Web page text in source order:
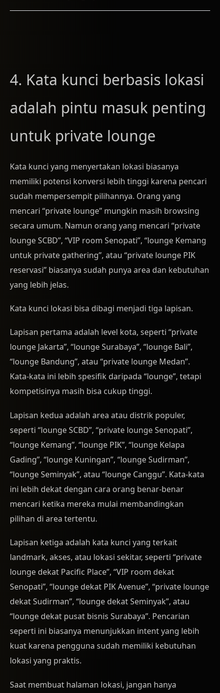
4. Kata kunci berbasis lokasi
adalah pintu masuk penting
untuk private lounge
Kata kunci yang menyertakan lokasi biasanya
memiliki potensi konversi lebih tinggi karena pencari
sudah mempersempit pilihannya. Orang yang
mencari “private lounge” mungkin masih browsing
secara umum. Namun orang yang mencari “private
lounge SCBD”, “VIP room Senopati”, “lounge Kemang
untuk private gathering”, atau “private lounge PIK
reservasi” biasanya sudah punya area dan kebutuhan
yang lebih jelas.
Kata kunci lokasi bisa dibagi menjadi tiga lapisan.
Lapisan pertama adalah level kota, seperti “private
lounge Jakarta”, “lounge Surabaya”, “lounge Bali”,
“lounge Bandung”, atau “private lounge Medan”.
Kata-kata ini lebih spesifik daripada “lounge”, tetapi
kompetisinya masih bisa cukup tinggi.
Lapisan kedua adalah area atau distrik populer,
seperti “lounge SCBD”, “private lounge Senopati”,
“lounge Kemang”, “lounge PIK”, “lounge Kelapa
Gading”, “lounge Kuningan”, “lounge Sudirman”,
“lounge Seminyak”, atau “lounge Canggu”. Kata-kata
ini lebih dekat dengan cara orang benar-benar
mencari ketika mereka mulai membandingkan
pilihan di area tertentu.
Lapisan ketiga adalah kata kunci yang terkait
landmark, akses, atau lokasi sekitar, seperti “private
lounge dekat Pacific Place”, “VIP room dekat
Senopati”, “lounge dekat PIK Avenue”, “private lounge
dekat Sudirman”, “lounge dekat Seminyak”, atau
“lounge dekat pusat bisnis Surabaya”. Pencarian
seperti ini biasanya menunjukkan intent yang lebih
kuat karena pengguna sudah memiliki kebutuhan
lokasi yang praktis.
Saat membuat halaman lokasi, jangan hanya